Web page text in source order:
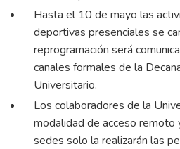
Hasta el 10 de mayo las
deportivas presenciales se
reprogramación será
canales formales de la
Universitario.
Los colaboradores de la
modalidad de acceso remoto
sedes solo la realizarán las